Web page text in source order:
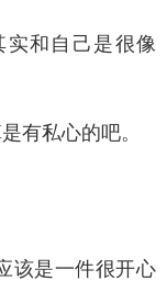
和自己是很像
私心的吧。
是一件很开心